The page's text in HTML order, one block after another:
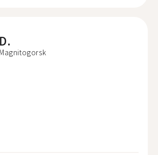
D.
Magnitogorsk